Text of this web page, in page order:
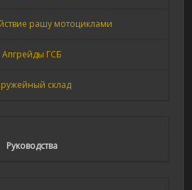
рашу мотоциклами
Апгрейды ГСБ
склад
Руководства